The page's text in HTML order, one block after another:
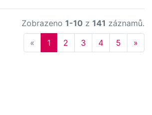
Zobrazeno 1-10 z 141 záznamů.
« Previous
1 2 3 4 5 »